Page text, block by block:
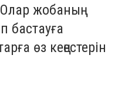
жобаның
бастауға
өз кеңестерін